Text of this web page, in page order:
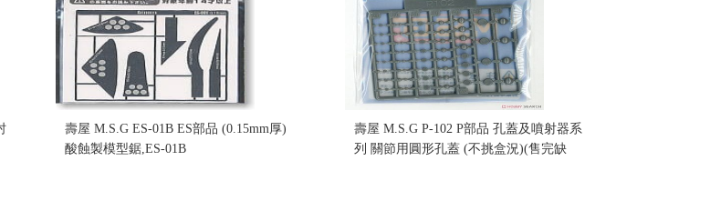
壽屋 M.S.G ES-01B ES部品 (0.15mm厚)
酸蝕製模型鋸,ES-01B
壽屋 M.S.G P-102 P部品 孔蓋及噴射器系
列 關節用圓形孔蓋 (不挑盒況)(售完缺